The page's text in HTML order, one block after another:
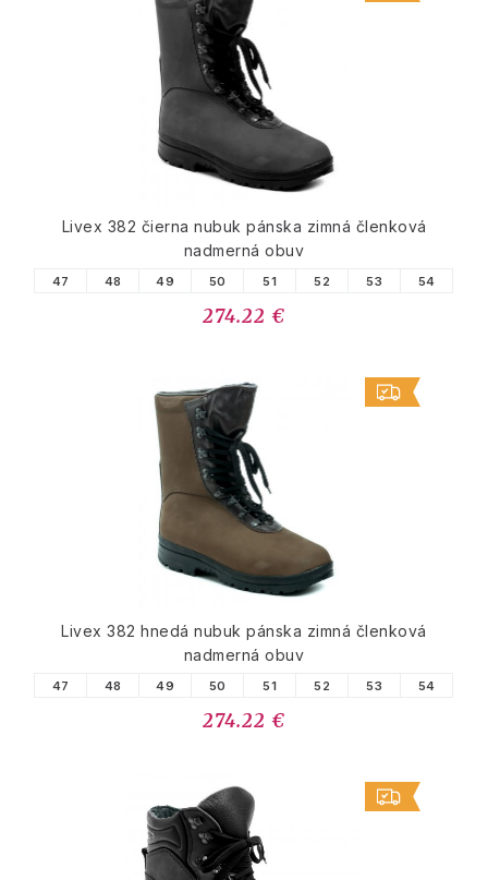
Livex 382 čierna nubuk pánska zimná členková
nadmerná obuv
47 48 49 50 51 52 53 54
274.22 €
Livex 382 hnedá nubuk pánska zimná členková
nadmerná obuv
47 48 49 50 51 52 53 54
274.22 €